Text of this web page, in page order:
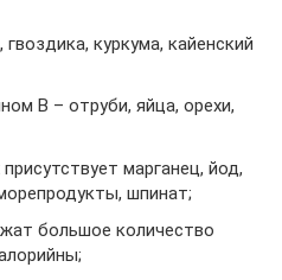
куркума, кайенский
В – отруби, яйца, орехи,
марганец, йод,
шпинат;
большое количество